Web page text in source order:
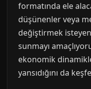
formatında ele
düşünenler veya
değiştirmek
sunmayı
ekonomik
yansıdığını da